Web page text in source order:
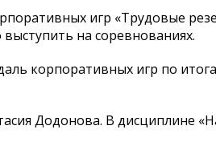
игр «Трудовые
на соревнованиях.
корпоративных игр по
Додонова. В дисциплине